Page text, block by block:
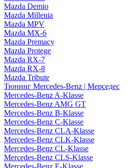
Mazda Demio
Mazda Millenia
Mazda MPV
Mazda MX-6
Mazda Premacy
Mazda Protege
Mazda RX-7
Mazda RX-8
Mazda Tribute
Тюнинг Mercedes-Benz | Мерседес
Mercedes-Benz A-Klasse
Mercedes-Benz AMG GT
Mercedes-Benz B-Klasse
Mercedes-Benz C-Klasse
Mercedes-Benz CLA-Klasse
Mercedes-Benz CLK-Klasse
Mercedes-Benz CL-Klasse
Mercedes-Benz CLS-Klasse
Mercedes-Benz E-Klasse